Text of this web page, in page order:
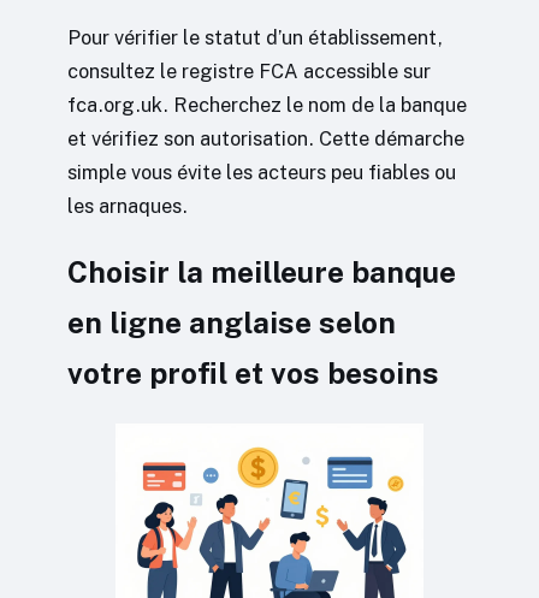
Pour vérifier le statut d’un établissement,
consultez le registre FCA accessible sur
fca.org.uk. Recherchez le nom de la banque
et vérifiez son autorisation. Cette démarche
simple vous évite les acteurs peu fiables ou
les arnaques.
Choisir la meilleure banque
en ligne anglaise selon
votre profil et vos besoins